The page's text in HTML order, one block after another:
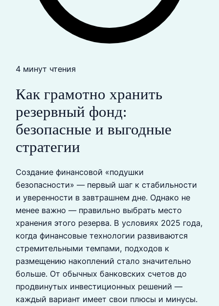
4 минут чтения
Как грамотно хранить
резервный фонд:
безопасные и выгодные
стратегии
Создание финансовой «подушки
безопасности» — первый шаг к стабильности
и уверенности в завтрашнем дне. Однако не
менее важно — правильно выбрать место
хранения этого резерва. В условиях 2025 года,
когда финансовые технологии развиваются
стремительными темпами, подходов к
размещению накоплений стало значительно
больше. От обычных банковских счетов до
продвинутых инвестиционных решений —
каждый вариант имеет свои плюсы и минусы.